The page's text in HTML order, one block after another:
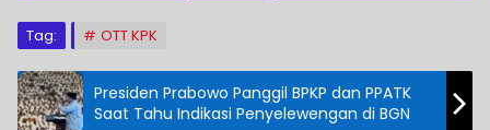
Tag: OTT KPK
Presiden Prabowo Panggil BPKP dan PPATK
Saat Tahu Indikasi Penyelewengan di BGN